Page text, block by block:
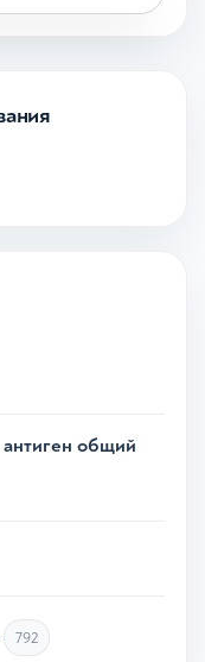
общий
792